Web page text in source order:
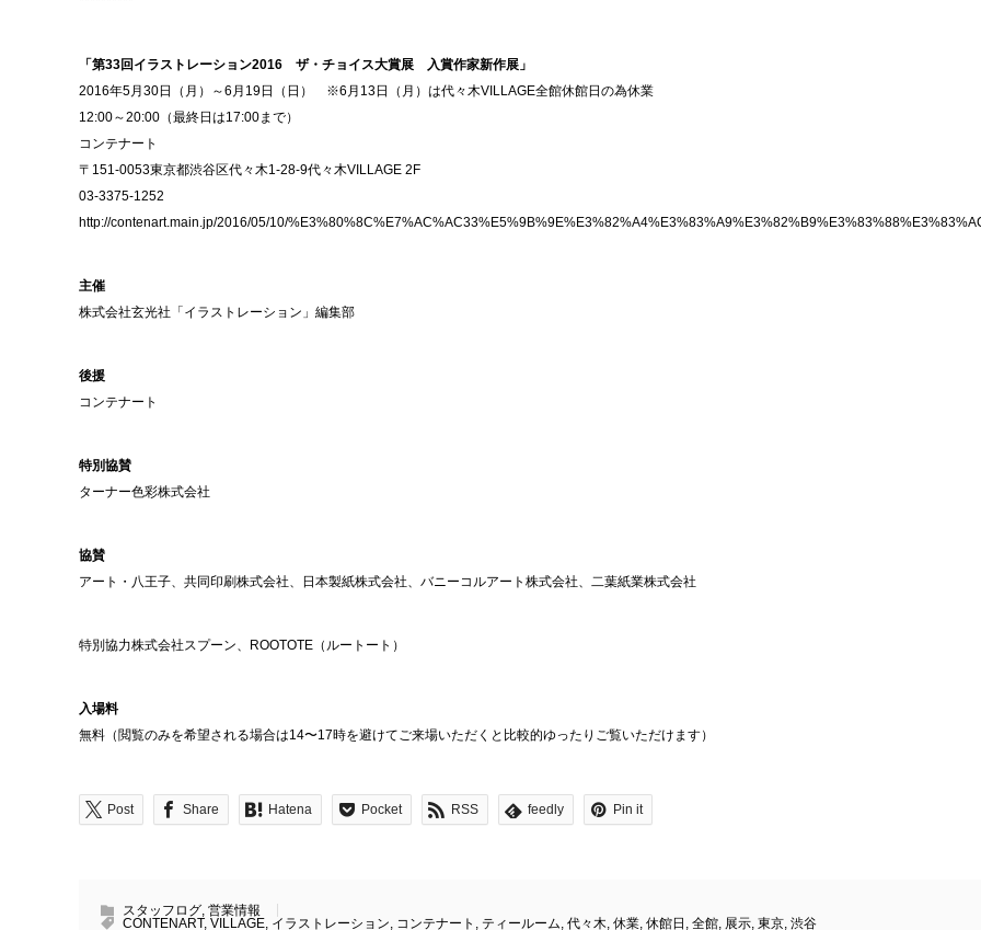
「第33回イラストレーション2016 ザ・チョイス大賞展 入賞作家新作展」
2016年5月30日（月）～6月19日（日） ※6月13日（月）は代々木VILLAGE全館休館日の為休業
12:00～20:00（最終日は17:00まで）
コンテナート
〒151-0053東京都渋谷区代々木1-28-9代々木VILLAGE 2F
03-3375-1252
http://contenart.main.jp/2016/05/10/
主催
株式会社玄光社「イラストレーション」編集部
後援
コンテナート
特別協賛
ターナー色彩株式会社
協賛
アート・八王子、共同印刷株式会社、日本製紙株式会社、バニーコルアート株式会社、二葉紙業株式会社
特別協力株式会社スプーン、ROOTOTE（ルートート）
入場料
無料（閲覧のみを希望される場合は14〜17時を避けてご来場いただくと比較的ゆったりご覧いただけます）
Post Share Hatena Pocket RSS feedly Pin it
スタッフログ, 営業情報
CONTENART, VILLAGE, イラストレーション, コンテナート , ティールーム, 代々木, 休業, 休館日 , 全館, 展示, 東京, 渋谷